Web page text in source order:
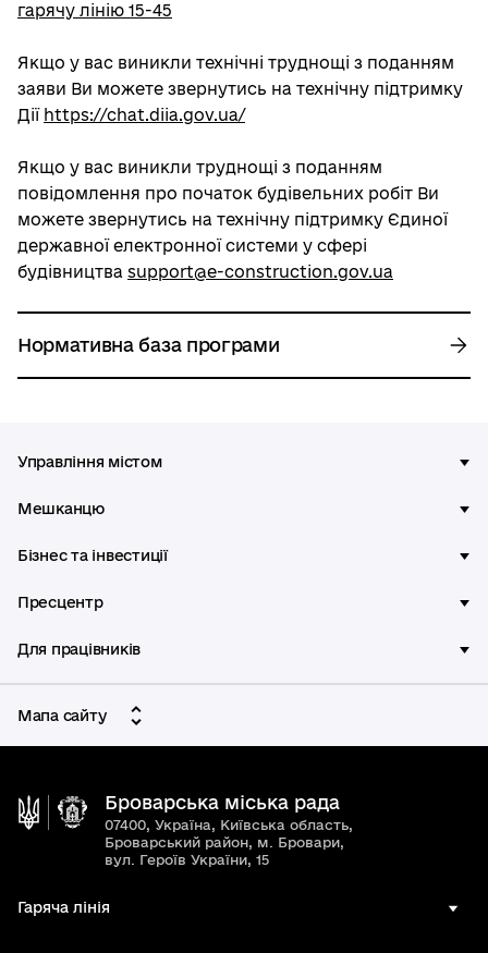
гарячу лінію 15-45
Якщо у вас виникли технічні труднощі з поданням
заяви Ви можете звернутись на технічну підтримку
Дії https://chat.diia.gov.ua/
Якщо у вас виникли труднощі з поданням
повідомлення про початок будівельних робіт Ви
можете звернутись на технічну підтримку Єдиної
державної електронної системи у сфері
будівництва support@e-construction.gov.ua
Нормативна база програми
Управління містом
Мешканцю
Бізнес та інвестиції
Пресцентр
Для працівників
Мапа сайту
Броварська міська рада
07400, Україна, Київська область,
Броварський район, м. Бровари,
вул. Героїв України, 15
Гаряча лінія